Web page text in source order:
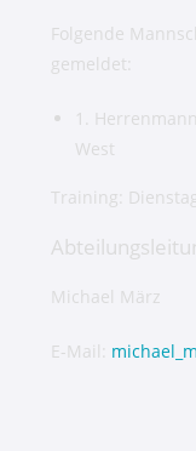
Folgende
gemeldet:
1.
West
Training:
Michael März
E-Mail: